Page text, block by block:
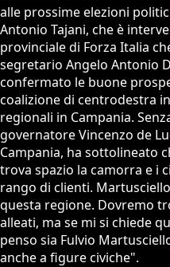
alle prossime elezioni
Antonio Tajani, che è
provinciale di Forza Italia
segretario Angelo Antonio
confermato le buone
coalizione di centrodestra
regionali in Campania.
governatore Vincenzo de
Campania, ha sottolineato
trova spazio la camorra e i
rango di clienti.
questa regione. Dovremo
alleati, ma se mi si chiede
penso sia Fulvio
anche a figure civiche".